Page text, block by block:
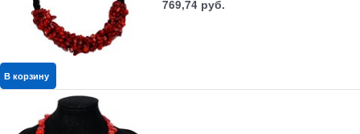
769,74 руб.
В корзину